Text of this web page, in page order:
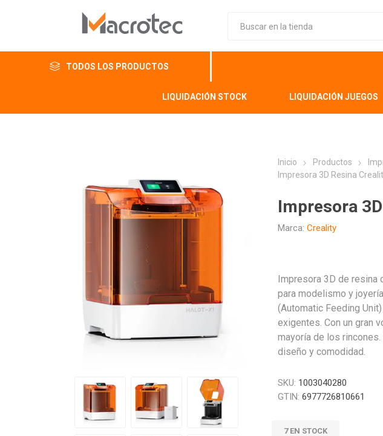
TODOS LOS PRODUCTOS
LIQUIDACIÓN STOCK LIQUIDACIÓN JUEGOS
Inicio Productos
Impresora 3D Resina
Impresora
Marca: Creality
Impresora 3D de resina
para modelismo y
(Automatic Feeding
exigentes. Con un gran
mayoría de los
diseño y comodidad.
SKU: 1003040280
GTIN: 6977726810661
7 EN STOCK